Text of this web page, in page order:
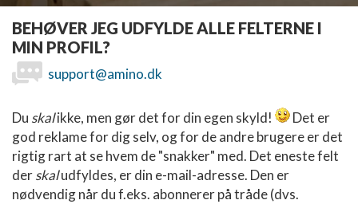
BEHØVER JEG UDFYLDE ALLE FELTERNE I
MIN PROFIL?
support@amino.dk
Du skalikke, men gør det for din egen skyld!
Det er
god reklame for dig selv, og for de andre brugere er det
rigtig rart at se hvem de "snakker" med. Det eneste felt
derskaludfyldes, er din e-mail-adresse. Den er
nødvendig når du f.eks. abonnerer på tråde (dvs.